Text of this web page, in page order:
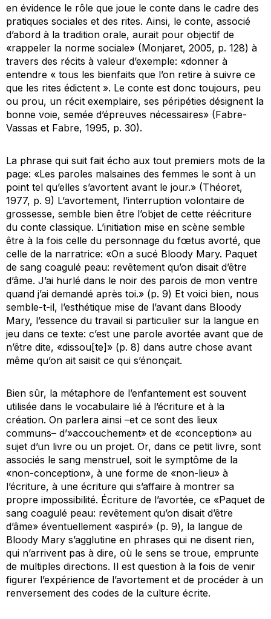
en évidence le rôle que joue le conte dans le cadre des
pratiques sociales et des rites. Ainsi, le conte, associé
d’abord à la tradition orale, aurait pour objectif de
«rappeler la norme sociale» (Monjaret, 2005, p. 128) à
travers des récits à valeur d’exemple: «donner à
entendre « tous les bienfaits que l’on retire à suivre ce
que les rites édictent ». Le conte est donc toujours, peu
ou prou, un récit exemplaire, ses péripéties désignent la
bonne voie, semée d’épreuves nécessaires» (Fabre-
Vassas et Fabre, 1995, p. 30).
La phrase qui suit fait écho aux tout premiers mots de la
page: «Les paroles malsaines des femmes le sont à un
point tel qu’elles s’avortent avant le jour.» (Théoret,
1977, p. 9) L’avortement, l’interruption volontaire de
grossesse, semble bien être l’objet de cette réécriture
du conte classique. L’initiation mise en scène semble
être à la fois celle du personnage du fœtus avorté, que
celle de la narratrice: «On a sucé Bloody Mary. Paquet
de sang coagulé peau: revêtement qu’on disait d’être
d’âme. J’ai hurlé dans le noir des parois de mon ventre
quand j’ai demandé après toi.» (p. 9) Et voici bien, nous
semble-t-il, l’esthétique mise de l’avant dans Bloody
Mary, l’essence du travail si particulier sur la langue en
jeu dans ce texte: c’est une parole avortée avant que de
n’être dite, «dissou[te]» (p. 8) dans autre chose avant
même qu’on ait saisit ce qui s’énonçait.
Bien sûr, la métaphore de l’enfantement est souvent
utilisée dans le vocabulaire lié à l’écriture et à la
création. On parlera ainsi –et ce sont des lieux
communs– d’»accouchement» et de «conception» au
sujet d’un livre ou un projet. Or, dans ce petit livre, sont
associés le sang menstruel, soit le symptôme de la
«non-conception», à une forme de «non-lieu» à
l’écriture, à une écriture qui s’affaire à montrer sa
propre impossibilité. Écriture de l’avortée, ce «Paquet de
sang coagulé peau: revêtement qu’on disait d’être
d’âme» éventuellement «aspiré» (p. 9), la langue de
Bloody Mary s’agglutine en phrases qui ne disent rien,
qui n’arrivent pas à dire, où le sens se troue, emprunte
de multiples directions. Il est question à la fois de venir
figurer l’expérience de l’avortement et de procéder à un
renversement des codes de la culture écrite.